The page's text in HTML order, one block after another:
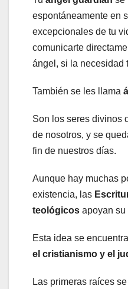
espontáneamente en
excepcionales de tu
comunicarte
ángel, si la necesidad
También se les llama
Son los seres divinos
de nosotros, y se
fin de nuestros días.
Aunque hay muchas
existencia, las
teológicos apoyan su
Esta idea se
el cristianismo y el
Las primeras raíces